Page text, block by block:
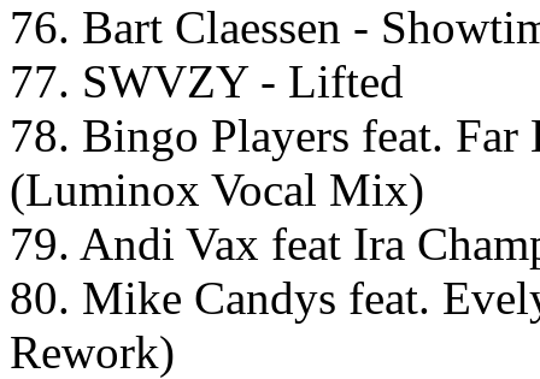
76. Bart Claessen -
77. SWVZY - Lifted
78. Bingo Players feat.
(Luminox Vocal Mix)
79. Andi Vax feat Ira
80. Mike Candys feat.
Rework)